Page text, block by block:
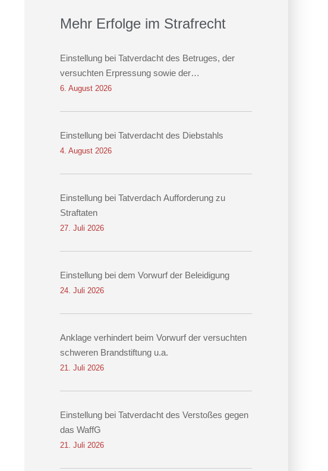
Mehr Erfolge im Strafrecht
Einstellung bei Tatverdacht des Betruges, der
versuchten Erpressung sowie der
Datenveränderung
6. August 2026
Einstellung bei Tatverdacht des Diebstahls
4. August 2026
Einstellung bei Tatverdach Aufforderung zu
Straftaten
27. Juli 2026
Einstellung bei dem Vorwurf der Beleidigung
24. Juli 2026
Anklage verhindert beim Vorwurf der versuchten
schweren Brandstiftung u.a.
21. Juli 2026
Einstellung bei Tatverdacht des Verstoßes gegen
das WaffG
21. Juli 2026